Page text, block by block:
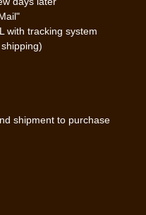
with tracking system
shipment to purchase